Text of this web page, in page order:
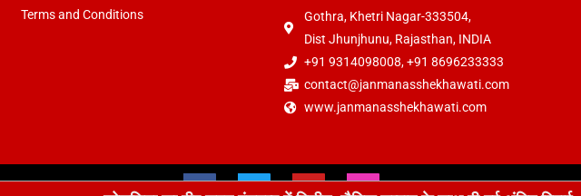
Terms and Conditions
Gothra, Khetri Nagar-333504,
Dist Jhunjhunu, Rajasthan, INDIA
+91 9314098008, +91 8696233333
contact@janmanasshekhawati.com
www.janmanasshekhawati.com